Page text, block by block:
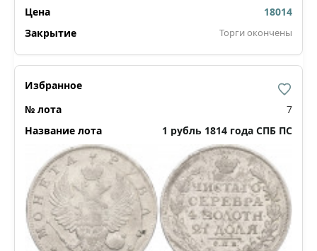
18014
Торги окончены
7
1 рубль 1814 года СПБ ПС